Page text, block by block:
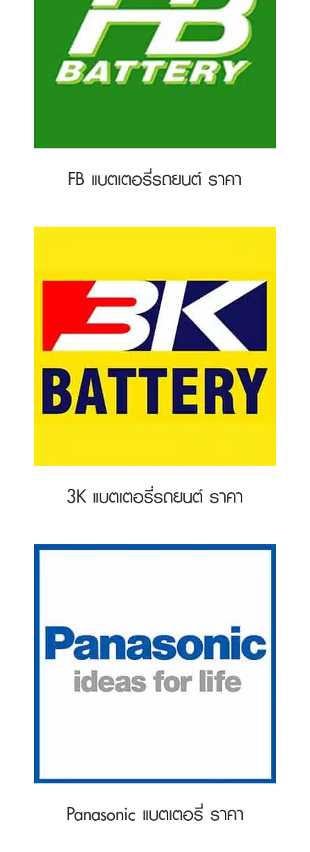
FB แบตเตอรี่รถยนต์ ราคา
3K แบตเตอรี่รถยนต์ ราคา
Panasonic แบตเตอรี่ ราคา